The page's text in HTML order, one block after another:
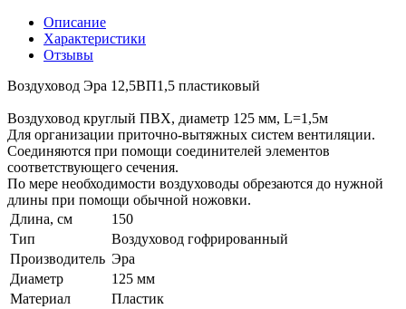
Описание
Характеристики
Отзывы
Воздуховод Эра 12,5ВП1,5 пластиковый
Воздуховод круглый ПВХ, диаметр 125 мм, L=1,5м
Для организации приточно-вытяжных систем вентиляции.
Соединяются при помощи соединителей элементов
соответствующего сечения.
По мере необходимости воздуховоды обрезаются до нужной
длины при помощи обычной ножовки.
Длина, см
150
Тип
Воздуховод гофрированный
Производитель Эра
Диаметр
125 мм
Материал
Пластик